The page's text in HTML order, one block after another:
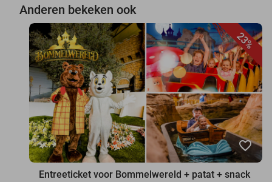
Anderen bekeken ook
23%
favorite_border
Entreeticket voor Bommelwereld + patat + snack